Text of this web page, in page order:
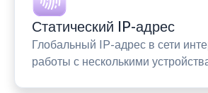
Статический IP-адрес
Глобальный IP-адрес в сети
работы с несколькими